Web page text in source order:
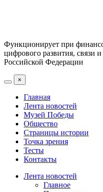
Функционирует при
цифрового развития, связи
Российской Федерации
×
Главная
Лента новостей
Музей Победы
Общество
Страницы истории
Точка зрения
Тесты
Контакты
Лента новостей
Главное